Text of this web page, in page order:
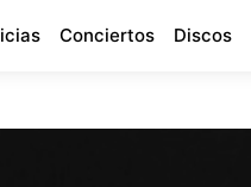
Conciertos Discos